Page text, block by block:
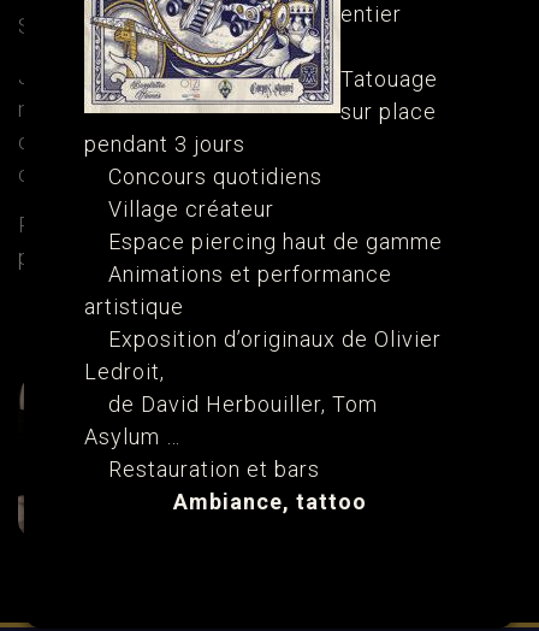
Son travail en quelques mots :
Je réalise des tatouages ornementaux trash
mélangeant textures afin d’avoir une pièce
originale habillant le corps et suivant les
courbes.
Pour le contacter, lui parler de votre projet ou
prendre rendez-vous utilisez son Instagram
Écrire Instagram
entier
Tatouage
sur place
pendant 3 jours
Concours quotidiens
Village créateur
Espace piercing haut de gamme
Animations et performance
artistique
Exposition d’originaux de Olivier
Ledroit,
de David Herbouiller, Tom
Asylum …
Restauration et bars
Ambiance, tattoo